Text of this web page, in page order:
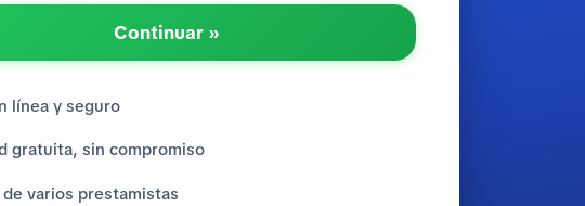
Continuar »
línea y seguro
gratuita, sin compromiso
varios prestamistas